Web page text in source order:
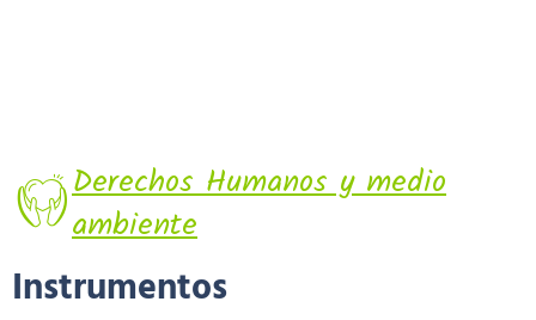
Derechos Humanos y medio
ambiente
Instrumentos